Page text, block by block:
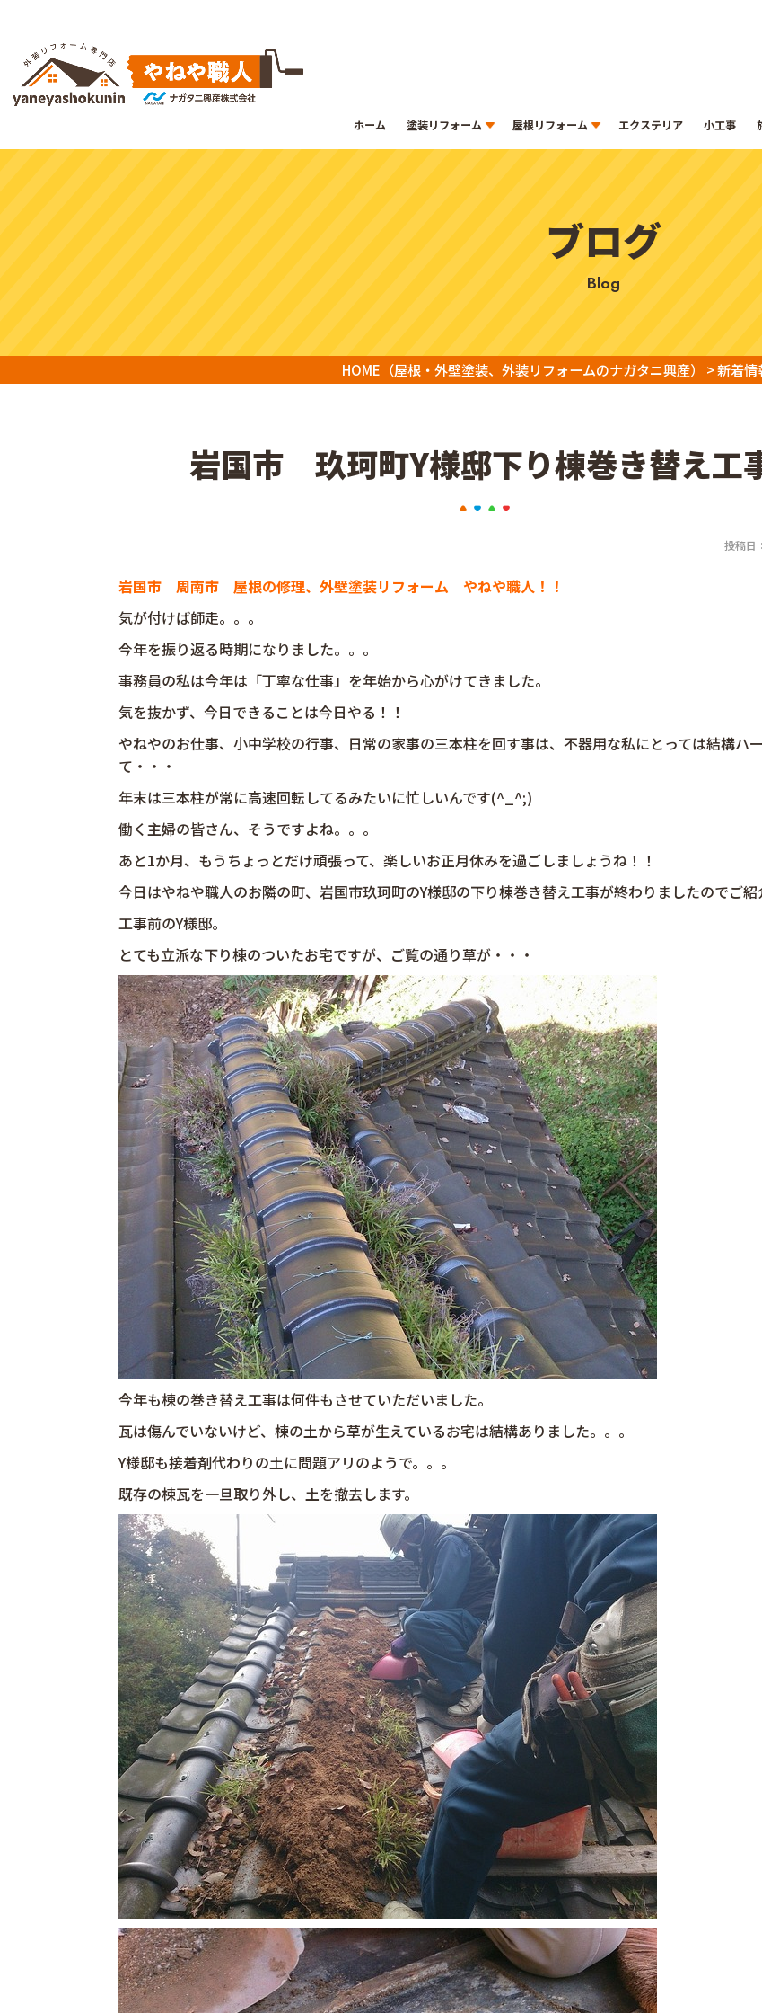
ホーム 塗装リフォーム 屋根リフォーム エクステリア 小工事
ブログ
blog
HOME （屋根・外壁塗装、外装リフォームのナガタニ興産） >新着情
岩国市 玖珂町Y様邸下り棟巻き替え工
投稿日
岩国市 周南市 屋根の修理、外壁塗装リフォーム やねや職人！！
気が付けば師走。。。
今年を振り返る時期になりました。。。
事務員の私は今年は「丁寧な仕事」を年始から心がけてきました。
気を抜かず、今日できることは今日やる！！
やねやのお仕事、小中学校の行事、日常の家事の三本柱を回す事は、不器用な私にとっては結構ハ
て・・・
年末は三本柱が常に高速回転してるみたいに忙しいんです(^_^;)
働く主婦の皆さん、そうですよね。。。
あと1か月、もうちょっとだけ頑張って、楽しいお正月休みを過ごしましょうね！！
今日はやねや職人のお隣の町、岩国市玖珂町のY様邸の下り棟巻き替え工事が終わりましたのでご紹
工事前のY様邸。
とても立派な下り棟のついたお宅ですが、ご覧の通り草が・・・
今年も棟の巻き替え工事は何件もさせていただいました。
瓦は傷んでいないけど、棟の土から草が生えているお宅は結構ありました。。。
Y様邸も接着剤代わりの土に問題アリのようで。。。
既存の棟瓦を一旦取り外し、土を撤去します。